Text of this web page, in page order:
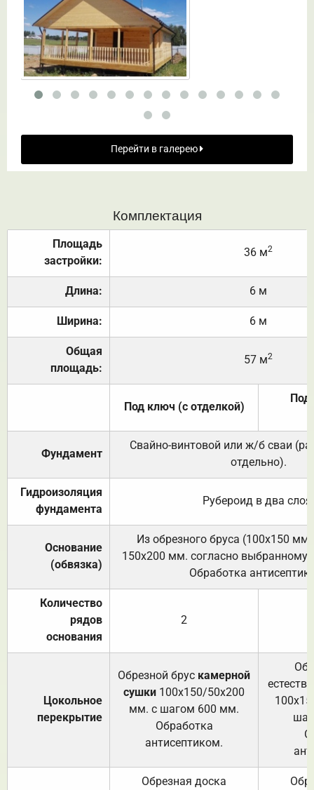
Перейти в галерею
Комплектация
Площадь
застройки:
36 м2
Длина: 6 м
Ширина: 6 м
Общая
площадь:
57 м2
Под ключ (с отделкой)
Под
Фундамент
Свайно-винтовой или ж/б сваи
отдельно).
Гидроизоляция
фундамента
Рубероид в два слоя.
Основание
(обвязка)
Из обрезного бруса (100х150
150х200 мм. согласно выбранному
Обработка
Количество
рядов
основания
2
Цокольное
перекрытие
Обрезной брус камерной
сушки 100х150/50х200
мм. с шагом 600 мм.
Обработка
антисептиком.
Обрезная доска